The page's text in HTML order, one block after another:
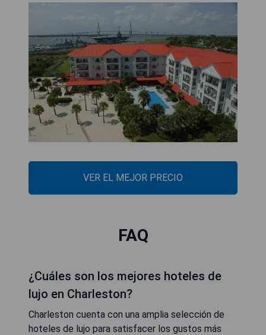
VER EL MEJOR PRECIO
FAQ
¿Cuáles son los mejores hoteles de
lujo en Charleston?
Charleston cuenta con una amplia selección de
hoteles de lujo para satisfacer los gustos más